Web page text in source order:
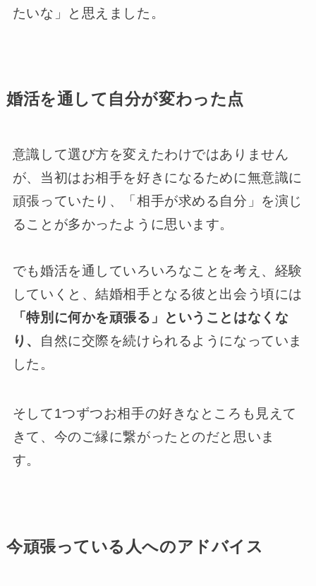
たいな」と思えました。
婚活を通して自分が変わった点
意識して選び方を変えたわけではありません
が、当初はお相手を好きになるために無意識に
頑張っていたり、「相手が求める自分」を演じ
ることが多かったように思います。
でも婚活を通していろいろなことを考え、経験
していくと、結婚相手となる彼と出会う頃には
「特別に何かを頑張る」ということはなくな
り、 自然に交際を続けられるようになっていま
した。
そして1つずつお相手の好きなところも見えて
きて、今のご縁に繋がったとのだと思いま
す。
今頑張っている人へのアドバイス